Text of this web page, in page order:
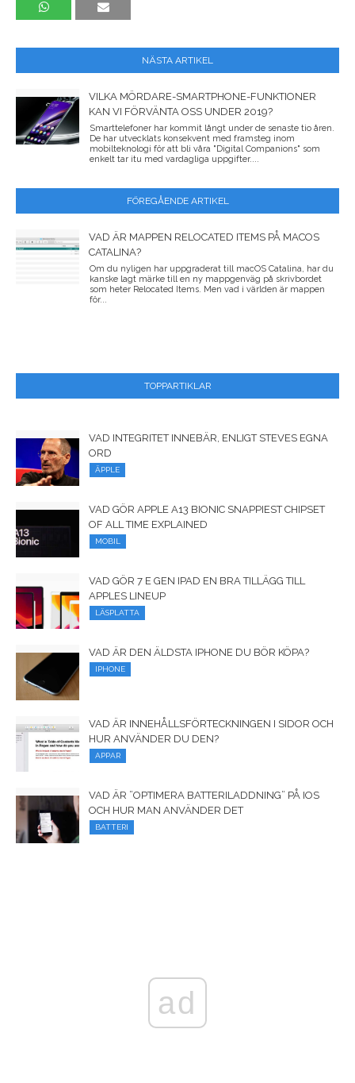
NÄSTA ARTIKEL
VILKA MÖRDARE-SMARTPHONE-FUNKTIONER
KAN VI FÖRVÄNTA OSS UNDER 2019?
Smarttelefoner har kommit långt under de senaste tio åren.
De har utvecklats konsekvent med framsteg inom
mobilteknologi för att bli våra "Digital Companions" som
enkelt tar itu med vardagliga uppgifter....
FÖREGÅENDE ARTIKEL
VAD ÄR MAPPEN RELOCATED ITEMS PÅ MACOS
CATALINA?
Om du nyligen har uppgraderat till macOS Catalina, har du
kanske lagt märke till en ny mappgenväg på skrivbordet
som heter Relocated Items. Men vad i världen är mappen
för...
TOPPARTIKLAR
VAD INTEGRITET INNEBÄR, ENLIGT STEVES EGNA
ORD
ÄPPLE
VAD GÖR APPLE A13 BIONIC SNAPPIEST CHIPSET
OF ALL TIME EXPLAINED
MOBIL
VAD GÖR 7 E GEN IPAD EN BRA TILLÄGG TILL
APPLES LINEUP
LÄSPLATTA
VAD ÄR DEN ÄLDSTA IPHONE DU BÖR KÖPA?
IPHONE
VAD ÄR INNEHÅLLSFÖRTECKNINGEN I SIDOR OCH
HUR ANVÄNDER DU DEN?
APPAR
VAD ÄR ”OPTIMERA BATTERILADDNING” PÅ IOS
OCH HUR MAN ANVÄNDER DET
BATTERI
ad